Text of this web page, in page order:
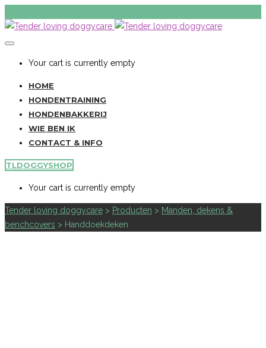
Your cart is currently empty
HOME
HONDENTRAINING
HONDENBAKKERIJ
WIE BEN IK
CONTACT & INFO
TLDOGGYSHOP
Your cart is currently empty
Tender loving doggycare > Producten > Manden, dekens &
benchcovers > Handdoekdeken